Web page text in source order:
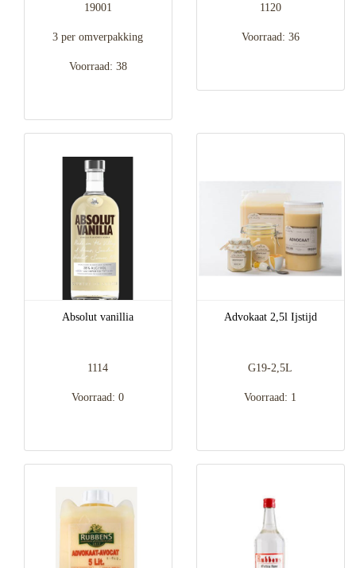
19001
3 per omverpakking
Voorraad: 38
1120
Voorraad: 36
Absolut vanillia
1114
Voorraad: 0
Advokaat 2,5l Ijstijd
G19-2,5L
Voorraad: 1